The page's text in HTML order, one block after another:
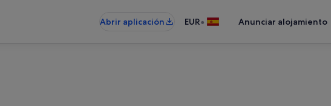
Abrir aplicación
EUR• Anunciar alojamiento